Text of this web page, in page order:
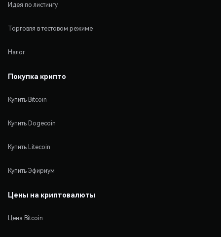
Идея по листингу
Торговля в тестовом режиме
Налог
Покупка крипто
Купить Bitcoin
Купить Dogecoin
Купить Litecoin
Купить Эфириум
Цены на криптовалюты
Цена Bitcoin